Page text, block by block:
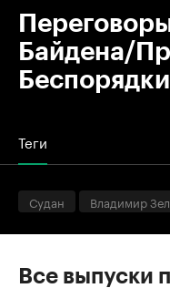
Байдена/
Теги
Судан Владимир
Все выпуски